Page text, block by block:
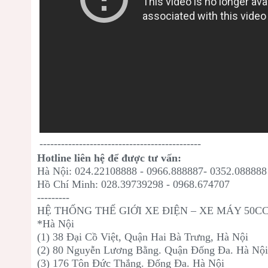
---------------------------------------------
Hotline liên hệ để được tư vấn:
Hà Nội: 024.22108888 - 0966.888887- 0352.088888
Hồ Chí Minh: 028.39739298 - 0968.674707
---------
HỆ THỐNG THẾ GIỚI XE ĐIỆN – XE MÁY
*Hà Nội
(1) 38 Đại Cồ Việt, Quận Hai Bà Trưng, Hà Nội
(2) 80 Nguyễn Lương Bằng. Quận Đống Đa. Hà
(3) 176 Tôn Đức Thắng. Đống Đa. Hà Nội